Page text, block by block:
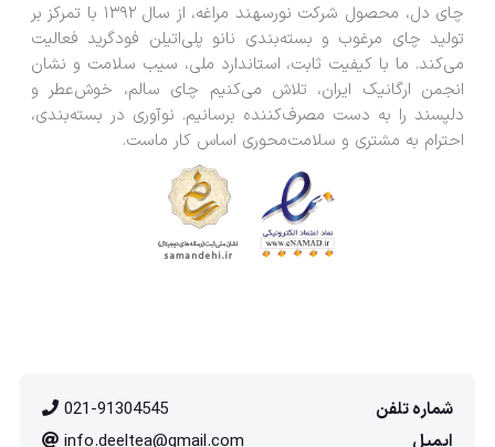
چای دل، محصول شرکت نورسهند مراغه، از سال ۱۳۹۲ با تمرکز بر
تولید چای مرغوب و بسته‌بندی نانو پلی‌اتیلن فودگرید فعالیت
می‌کند. ما با کیفیت ثابت، استاندارد ملی، سیب سلامت و نشان
انجمن ارگانیک ایران، تلاش می‌کنیم چای سالم، خوش‌عطر و
دلپسند را به دست مصرف‌کننده برسانیم. نوآوری در بسته‌بندی،
احترام به مشتری و سلامت‌محوری اساس کار ماست.
شماره تلفن
021-91304545